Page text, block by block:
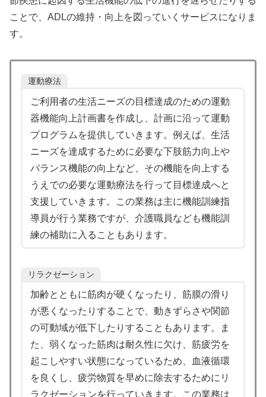
ことで、ADLの維持・向上を図っていくサービスになりま
す。
運動療法
ご利用者の生活ニーズの目標達成のための運動
器機能向上計画書を作成し、計画に沿って運動
プログラムを提供していきます。例えば、生活
ニーズを達成するために必要な下肢筋力向上や
バランス機能の向上など、その機能を向上する
うえでの必要な運動療法を行って目標達成へと
支援していきます。この業務は主に機能訓練指
導員が行う業務ですが、介護職員なども機能訓
練の補助に入ることもあります。
リラクゼーション
加齢とともに筋肉が硬くなったり、筋膜の滑り
が悪くなったりすることで、動きずらさや関節
の可動域が低下したりすることもあります。ま
た、弱くなった筋肉は耐久性に欠け、筋疲労を
起こしやすい状態になっているため、血液循環
を良くし、疲労物質を早めに除去するためにリ
ラクゼーションを行っていきます。この業務は